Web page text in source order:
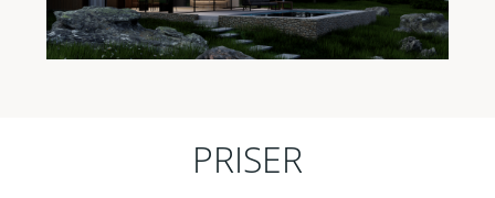
PRISER